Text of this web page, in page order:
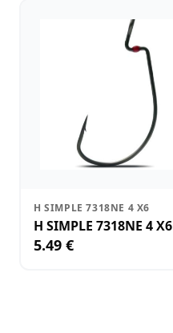
H SIMPLE 7318NE 4 X6
H SIMPLE 7318NE 4 X6
5.49 €